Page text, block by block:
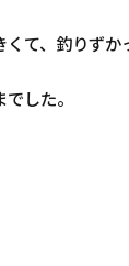
て、釣りずか
した。